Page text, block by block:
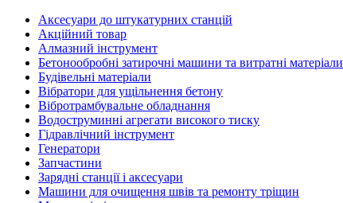
Аксесуари до штукатурних станцій
Акційний товар
Алмазний інструмент
Бетонообробні затирочні машини та витратні матеріали
Будівельні матеріали
Вібратори для ущільнення бетону
Вібротрамбувальне обладнання
Водоструминні агрегати високого тиску
Гідравлічний інструмент
Генератори
Запчастини
Зарядні станції і аксесуари
Машини для очищення швів та ремонту тріщин